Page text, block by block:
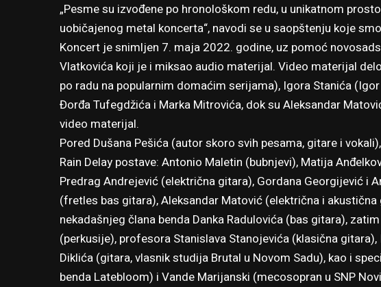
„Pesme su izvođene po hronološkom redu, u unikatnom
uobičajenog metal koncerta“, navodi se u saopštenju koje
Koncert je snimljen 7. maja 2022. godine, uz pomoć
Vlatkovića koji je i miksao audio materijal. Video materijal
po radu na popularnim domaćim serijama), Igora Stanića
Đorđa Tufegdžića i Marka Mitrovića, dok su Aleksandar
video materijal.
Pored Dušana Pešića (autor skoro svih pesama, gitare i
Rain Delay postave: Antonio Maletin (bubnjevi), Matija
Predrag Andrejević (električna gitara), Gordana Georgijević i
(fretles bas gitara), Aleksandar Matović (električna i
nekadašnjeg člana benda Danka Radulovića (bas gitara),
(perkusije), profesora Stanislava Stanojevića (klasična
Diklića (gitara, vlasnik studija Brutal u Novom Sadu), kao i
benda Latebloom) i Vande Marijanski (mecosopran u SNP